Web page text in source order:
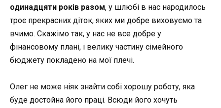
одинадцяти років разом, у шлюбі в нас народилось
троє прекрасних діток, яких ми добре виховуємо та
вчимо. Скажімо так, у нас не все добре у
фінансовому плані, і велику частину сімейного
бюджету покладено на мої плечі.
Олег не може ніяк знайти собі хорошу роботу, яка
буде достойна його праці. Всюди його хочуть